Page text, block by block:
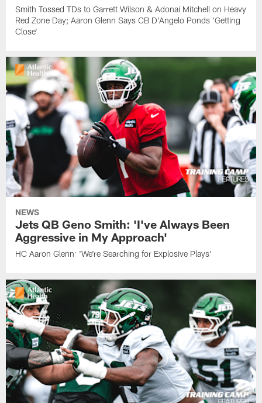
Smith Tossed TDs to Garrett Wilson & Adonai Mitchell on Heavy
Red Zone Day; Aaron Glenn Says CB D'Angelo Ponds 'Getting
Close'
NEWS
Jets QB Geno Smith: 'I've Always Been
Aggressive in My Approach'
HC Aaron Glenn: 'We're Searching for Explosive Plays'